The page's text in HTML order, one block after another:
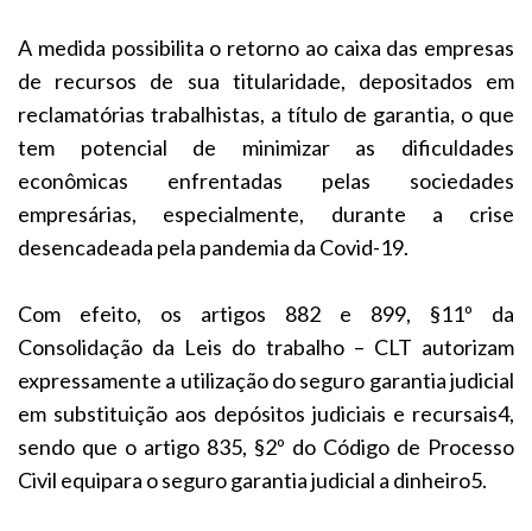
A medida possibilita o retorno ao caixa das empresas
de recursos de sua titularidade, depositados em
reclamatórias trabalhistas, a título de garantia, o que
tem potencial de minimizar as dificuldades
econômicas enfrentadas pelas sociedades
empresárias, especialmente, durante a crise
desencadeada pela pandemia da Covid-19.
Com efeito, os artigos 882 e 899, §11º da
Consolidação da Leis do trabalho – CLT autorizam
expressamente a utilização do seguro garantia judicial
em substituição aos depósitos judiciais e recursais4,
sendo que o artigo 835, §2º do Código de Processo
Civil equipara o seguro garantia judicial a dinheiro5.